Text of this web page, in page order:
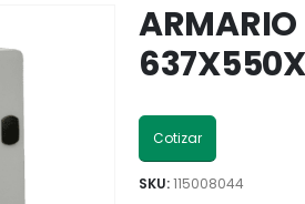
ARMARIO
Cotizar
SKU:115008044